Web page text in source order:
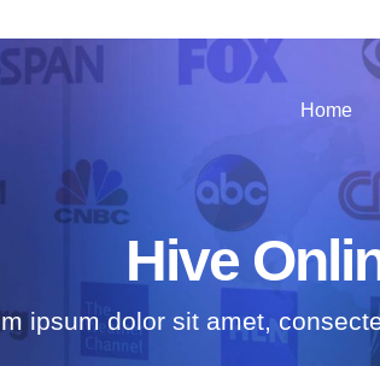
Home
Hive
ipsum dolor sit amet,